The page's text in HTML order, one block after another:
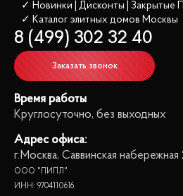
✓ Новинки | Дисконты | Закрытые
✓ Каталог элитных домов Москвы
8 (499) 302 32 40
Заказать звонок
Время работы
Круглосуточно, без выходных
Адрес офиса:
г.Москва, Саввинская набережная
ООО "ПИПЛ"
ИНН: 9704110616